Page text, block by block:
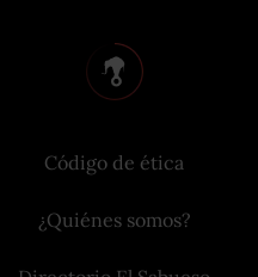
Código de ética
¿Quiénes somos?